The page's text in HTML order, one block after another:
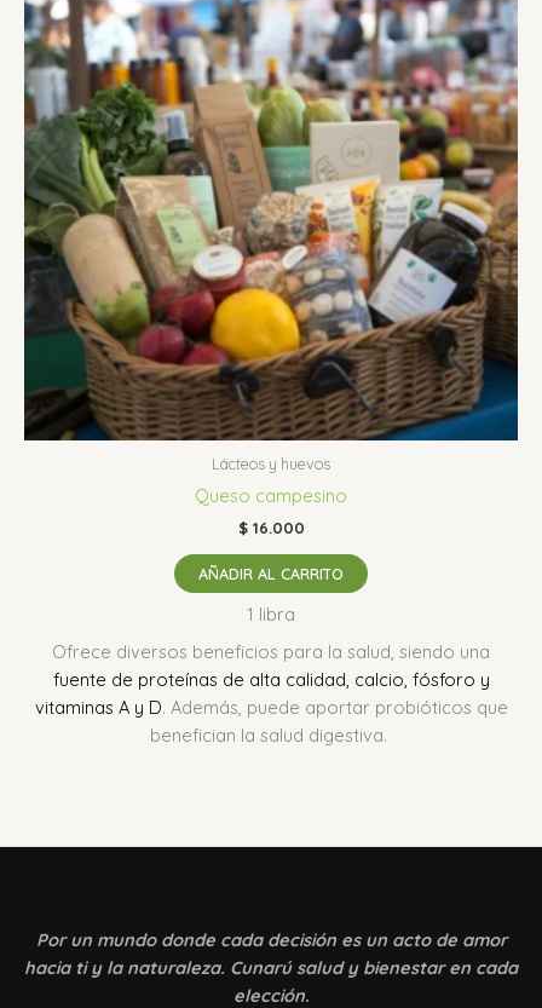
Lácteos y huevos
Queso campesino
$16.000
AÑADIR AL CARRITO
1 libra
Ofrece diversos beneficios para la salud, siendo una
fuente de proteínas de alta calidad, calcio, fósforo y
vitaminas A y D. Además, puede aportar probióticos que
benefician la salud digestiva.
Por un mundo donde cada decisión es un acto de amor
hacia ti y la naturaleza. Cunarú salud y bienestar en cada
elección.